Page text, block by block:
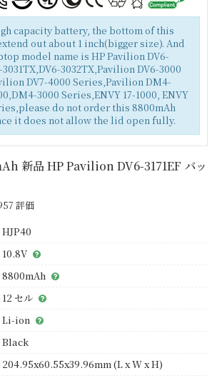
capacity battery, the bottom of this
out about 1 inch(bigger size). And
model name is HP Pavilion DV6-
3032TX,Pavilion DV6-3000
DV7-4000 Series,Pavilion DM4-
3000 Series,ENVY 17-1000, ENVY
do not order this 8800mAh
it does not allow the lid open fully.
新品 HP Pavilion DV6-3171EF バッ
評価
HJP40
10.8V
8800mAh
12 セル
Li-ion
Black
204.95x60.55x39.96mm (L x W x H)